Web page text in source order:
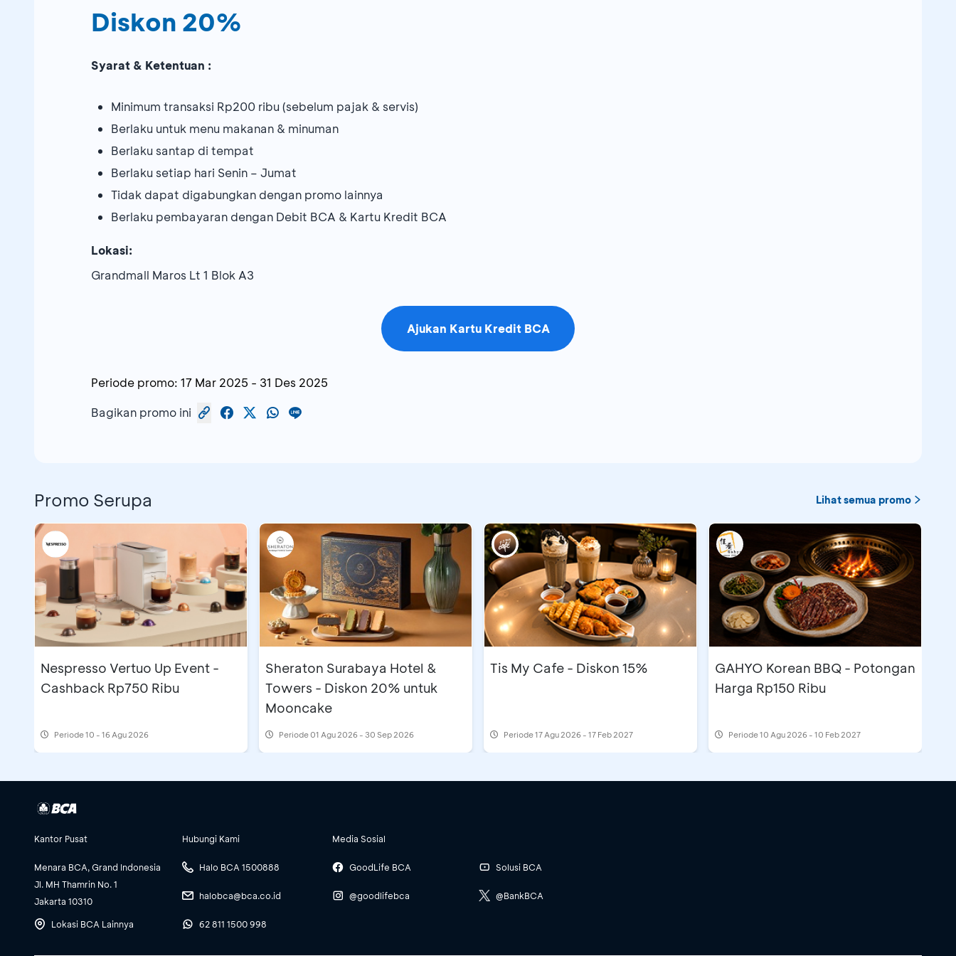
Diskon 20%
Syarat & Ketentuan :
Minimum transaksi Rp200 ribu (sebelum pajak & servis)
Berlaku untuk menu makanan & minuman
Berlaku santap di tempat
Berlaku setiap hari Senin – Jumat
Tidak dapat digabungkan dengan promo lainnya
Berlaku pembayaran dengan Debit BCA & Kartu Kredit BCA
Lokasi:
Grandmall Maros Lt 1 Blok A3
Ajukan Kartu Kredit BCA
Periode promo: 17 Mar 2025 - 31 Des 2025
Bagikan promo ini
Promo Serupa Lihat semua promo
Nespresso Vertuo Up Event -
Cashback Rp750 Ribu
Periode10 - 16 Agu 2026
Sheraton Surabaya Hotel &
Towers - Diskon 20% untuk
Mooncake
Periode01 Agu 2026 - 30 Sep 2026
Tis My Cafe - Diskon 15%
Periode17 Agu 2026 - 17 Feb 2027
GAHYO Korean BBQ - Potongan
Harga Rp150 Ribu
Periode10 Agu 2026 - 10 Feb 2027
Kantor Pusat
Menara BCA, Grand Indonesia
Jl. MH Thamrin No. 1
Jakarta 10310
Lokasi BCA Lainnya
Hubungi Kami
Halo BCA 1500888
halobca@bca.co.id
62 811 1500 998
Media Sosial
GoodLife BCA
@goodlifebca
Solusi BCA
@BankBCA